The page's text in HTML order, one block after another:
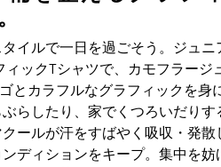
イルで一日を過ごそう。ジュニ
ィックTシャツで、カモフラージ
とカラフルなグラフィックを身
らしたり、家でくつろいだりす
ールが汗をすばやく吸収・発散
ディションをキープ。集中を妨